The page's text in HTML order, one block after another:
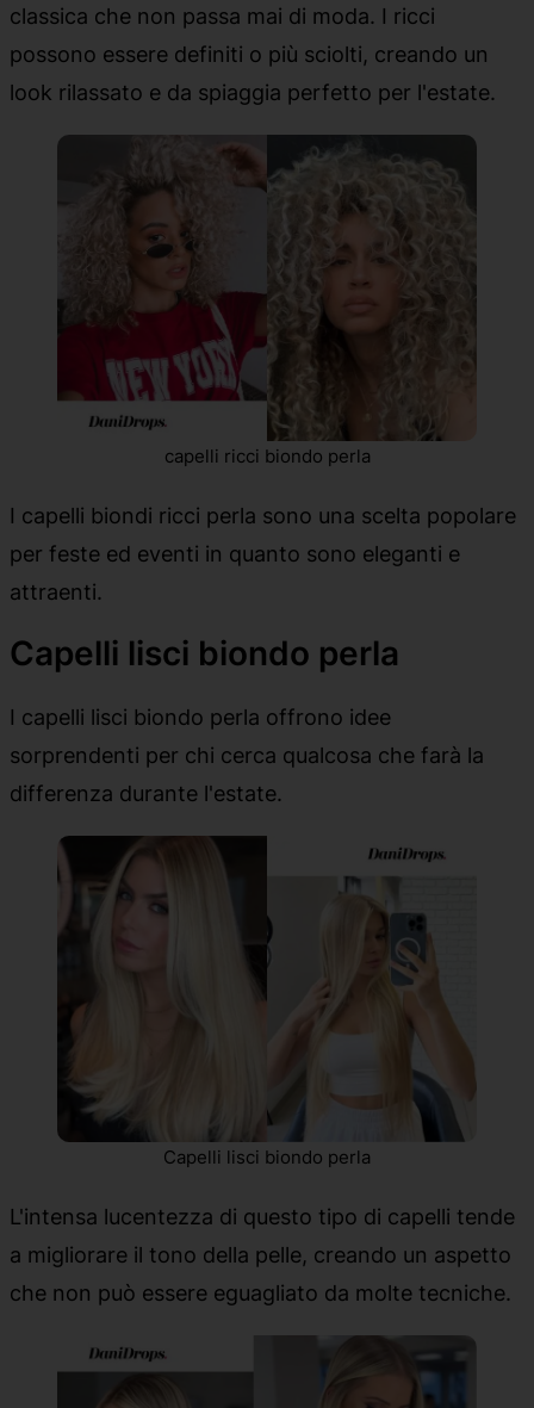
classica che non passa mai di moda. I ricci
possono essere definiti o più sciolti, creando un
look rilassato e da spiaggia perfetto per l'estate.
capelli ricci biondo perla
I capelli biondi ricci perla sono una scelta popolare
per feste ed eventi in quanto sono eleganti e
attraenti.
Capelli lisci biondo perla
I capelli lisci biondo perla offrono idee
sorprendenti per chi cerca qualcosa che farà la
differenza durante l'estate.
Capelli lisci biondo perla
L'intensa lucentezza di questo tipo di capelli tende
a migliorare il tono della pelle, creando un aspetto
che non può essere eguagliato da molte tecniche.